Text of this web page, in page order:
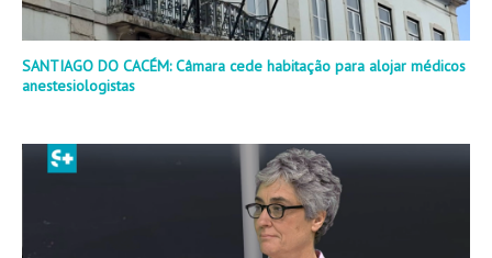
SANTIAGO DO CACÉM: Câmara cede habitação para alojar médicos
anestesiologistas